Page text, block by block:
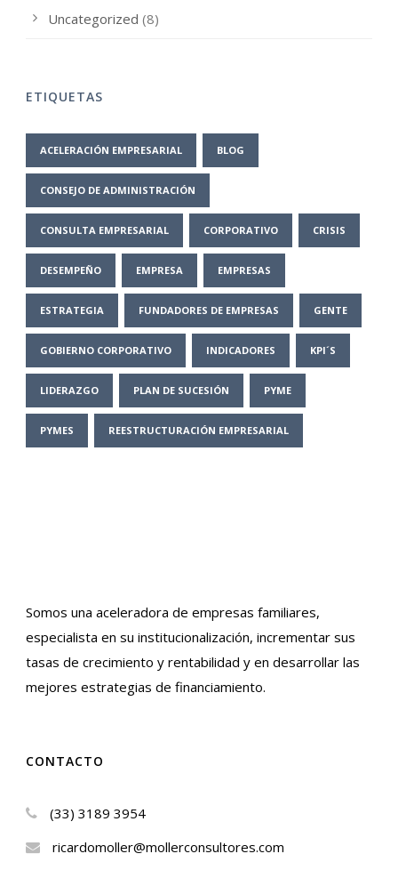
Uncategorized (8)
ETIQUETAS
ACELERACIÓN EMPRESARIAL BLOG
CONSEJO DE ADMINISTRACIÓN
CONSULTA EMPRESARIAL CORPORATIVO CRISIS
DESEMPEÑO EMPRESA EMPRESAS
ESTRATEGIA FUNDADORES DE EMPRESAS GENTE
GOBIERNO CORPORATIVO INDICADORES KPI´S
LIDERAZGO PLAN DE SUCESIÓN PYME
PYMES REESTRUCTURACIÓN EMPRESARIAL
Somos una aceleradora de empresas familiares,
especialista en su institucionalización, incrementar sus
tasas de crecimiento y rentabilidad y en desarrollar las
mejores estrategias de financiamiento.
CONTACTO
(33) 3189 3954
ricardomoller@mollerconsultores.com